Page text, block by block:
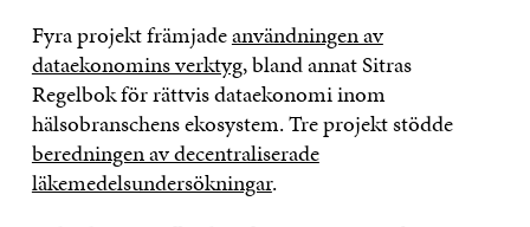
Fyra projekt främjadeanvändningen av
dataekonomins verktyg, bland annat Sitras
Regelbok för rättvis dataekonomi inom
hälsobranschens ekosystem. Tre projekt stödde
beredningen av decentraliserade
läkemedelsundersökningar.